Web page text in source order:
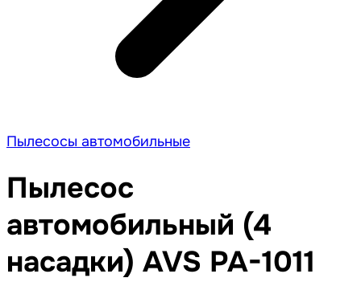
Пылесосы автомобильные
Пылесос
автомобильный (4
насадки) AVS PA-1011